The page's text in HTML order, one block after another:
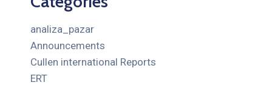
analiza_pazar
Announcements
Cullen international Reports
ERT